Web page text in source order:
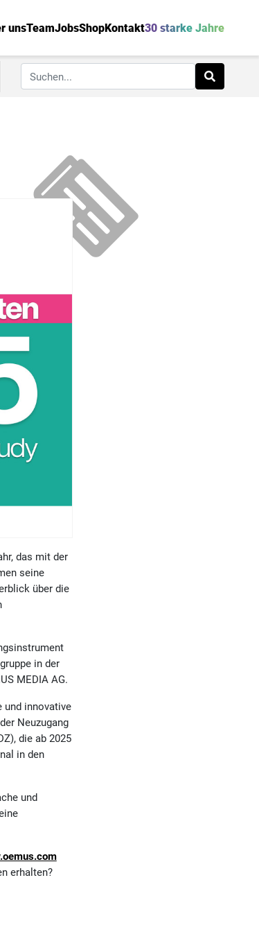
unsTeamJobsShopKontakt30 starke Jahre
das mit der
seine
über die
in der
MEDIA AG.
und innovative
Neuzugang
die ab 2025
in den
und
erhalten?